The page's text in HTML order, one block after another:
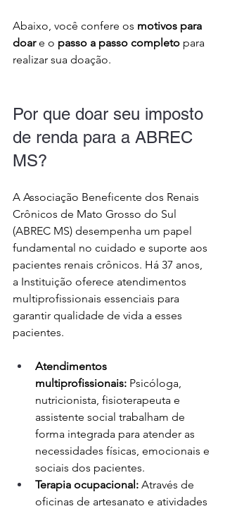
Abaixo, você confere os motivos para
doar e o passo a passo completo para
realizar sua doação.
Por que doar seu imposto
de renda para a ABREC
MS?
A Associação Beneficente dos Renais
Crônicos de Mato Grosso do Sul
(ABREC MS) desempenha um papel
fundamental no cuidado e suporte aos
pacientes renais crônicos. Há 37 anos,
a Instituição oferece atendimentos
multiprofissionais essenciais para
garantir qualidade de vida a esses
pacientes.
Atendimentos
multiprofissionais: Psicóloga,
nutricionista, fisioterapeuta e
assistente social trabalham de
forma integrada para atender as
necessidades físicas, emocionais e
sociais dos pacientes.
Terapia ocupacional: Através de
oficinas de artesanato e atividades